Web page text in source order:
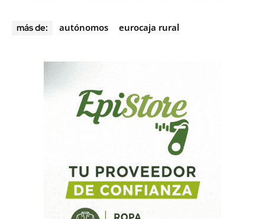
más de: autónomos eurocaja rural